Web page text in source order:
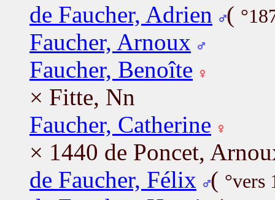
de Faucher, Adrien (
Faucher, Arnoux
Faucher, Benoîte
× Fitte, Nn
Faucher, Catherine
× 1440 de Poncet,
de Faucher, Félix ( °vers